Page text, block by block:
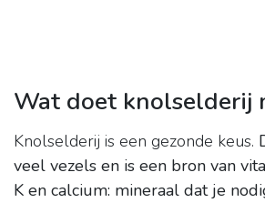
Wat doet knolselderij
Knolselderij is een gezonde keus.
veel vezels en is een bron van
K en calcium: mineraal dat je